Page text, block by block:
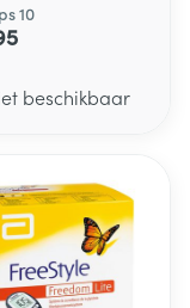
10
beschikbaar